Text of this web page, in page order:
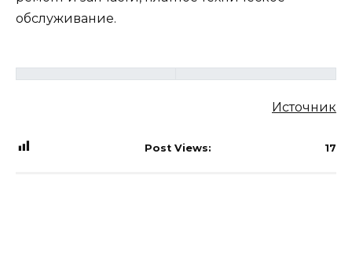
обслуживание.
Источник
Post Views: 17